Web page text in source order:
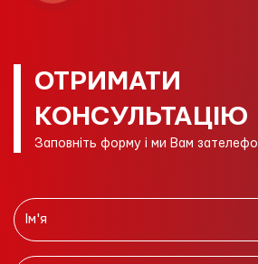
ОТРИМАТИ
КОНСУЛЬТАЦІЮ
Заповніть форму і ми Вам